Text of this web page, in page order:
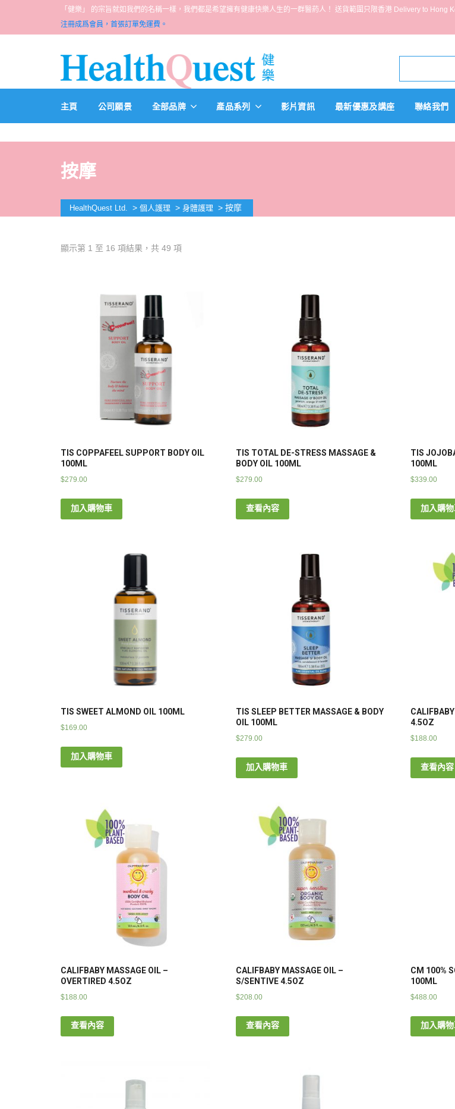
「健樂」 的宗旨就如我們的名稱一樣，我們都是希望擁有健康快樂人生的一群醫葯人！ 送貨範圍只限香港 Delivery to Hong
注冊成爲會員，首張訂單免運費。
主頁 公司願景 全部品牌 產品系列 影片資訊 最新優惠及講座 聯絡我們
按摩
HealthQuest Ltd. > 個人護理 > 身體護理 > 按摩
顯示第 1 至 16 項結果，共 49 項
TIS COPPAFEEL SUPPORT BODY OIL
100ML
$279.00
加入購物車
TIS TOTAL DE-STRESS MASSAGE &
BODY OIL 100ML
$279.00
查看內容
TIS
100ML
$339.00
加入購
TIS SWEET ALMOND OIL 100ML
$169.00
加入購物車
TIS SLEEP BETTER MASSAGE & BODY
OIL 100ML
$279.00
加入購物車
4.5OZ
$188.00
查看內容
CALIFBABY MASSAGE OIL –
OVERTIRED 4.5OZ
$188.00
查看內容
CALIFBABY MASSAGE OIL –
S/SENTIVE 4.5OZ
$208.00
查看內容
CM 100%
100ML
$488.00
加入購